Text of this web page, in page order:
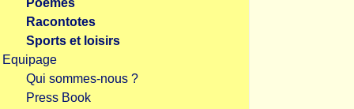
Poèmes
Racontotes
Sports et loisirs
Equipage
Qui sommes-nous ?
Press Book